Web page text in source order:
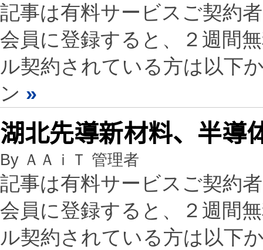
記事は有料サービスご契約
会員に登録すると、２週間
ル契約されている方は以下
ン »
湖北先導新材料、半導
By ＡＡｉＴ 管理者
記事は有料サービスご契約
会員に登録すると、２週間
ル契約されている方は以下